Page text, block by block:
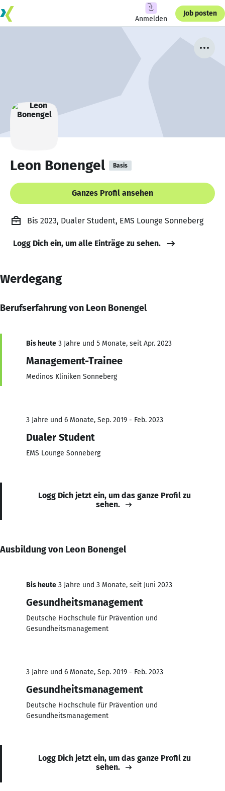
Anmelden
Job posten
Leon Bonengel Basis
Ganzes Profil ansehen
Bis 2023, Dualer Student, EMS Lounge Sonneberg
Logg Dich ein, um alle Einträge zu sehen.
Werdegang
Berufserfahrung von Leon Bonengel
Bis heute 3 Jahre und 5 Monate, seit Apr. 2023
Management-Trainee
Medinos Kliniken Sonneberg
3 Jahre und 6 Monate, Sep. 2019 - Feb. 2023
Dualer Student
EMS Lounge Sonneberg
Logg Dich jetzt ein, um das ganze Profil zu
sehen.
Ausbildung von Leon Bonengel
Bis heute 3 Jahre und 3 Monate, seit Juni 2023
Gesundheitsmanagement
Deutsche Hochschule für Prävention und
Gesundheitsmanagement
3 Jahre und 6 Monate, Sep. 2019 - Feb. 2023
Gesundheitsmanagement
Deutsche Hochschule für Prävention und
Gesundheitsmanagement
Logg Dich jetzt ein, um das ganze Profil zu
sehen.